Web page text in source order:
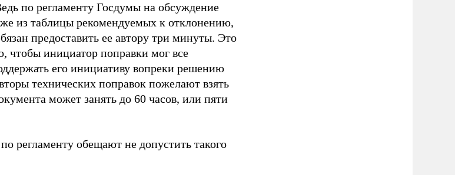
по регламенту Госдумы на обсуждение
из таблицы рекомендуемых к отклонению,
предоставить ее автору три минуты. Это
чтобы инициатор поправки мог все
его инициативу вопреки решению
технических поправок пожелают взять
может занять до 60 часов, или пяти
регламенту обещают не допустить такого